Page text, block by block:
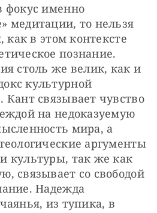
фокус именно
медитации, то нельзя
как в этом контексте
познание.
столь же велик, как и
культурной
Кант связывает чувство
на недоказуемую
мира, а
аргументы
культуры, так же как
связывает со свободой
Надежда
из тупика, в